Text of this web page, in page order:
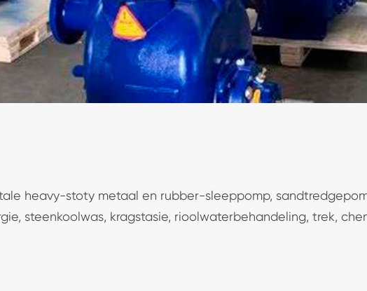
heavy-stoty metaal en rubber-sleeppomp,
steenkoolwas, kragstasie, rioolwaterbehandeling, trek,